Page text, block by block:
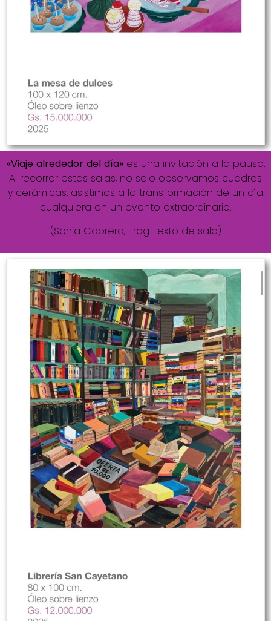
«Viaje alrededor del día»es una invitación a la pausa.
Al recorrer estas salas, no solo observamos cuadros
y cerámicas: asistimos a la transformación de un día
cualquiera en un evento extraordinario.
(Sonia Cabrera, Frag. texto de sala)